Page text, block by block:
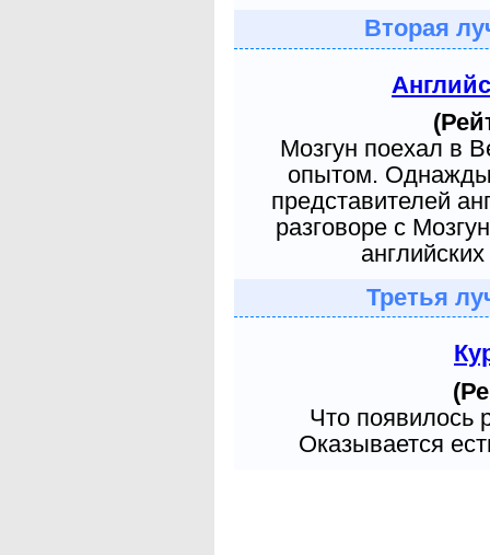
Вторая
Мозгун поехал в
опытом. Однажды
представителей
разговоре с
Третья
Что появилось
Оказывается